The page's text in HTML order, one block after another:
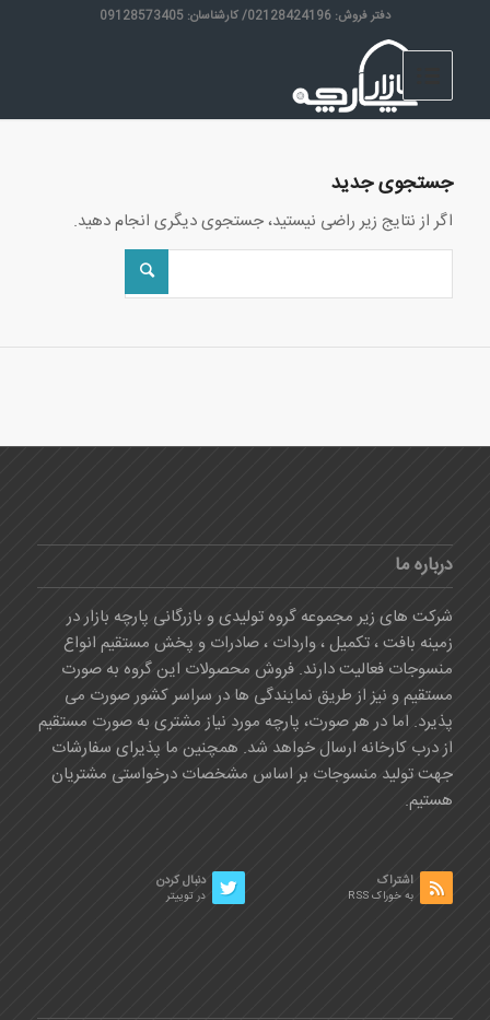
دفتر فروش: 02128424196/ کارشناسان: 09128573405
جستجوی جدید
اگر از نتایج زیر راضی نیستید، جستجوی دیگری انجام دهید.
درباره ما
شرکت های زیر مجموعه گروه تولیدی و بازرگانی پارچه بازار در
زمینه بافت ، تکمیل ، واردات ، صادرات و پخش مستقیم انواع
منسوجات فعالیت دارند. فروش محصولات این گروه به صورت
مستقیم و نیز از طریق نمایندگی ها در سراسر کشور صورت می
پذیرد. اما در هر صورت، پارچه مورد نیاز مشتری به صورت مستقیم
از درب کارخانه ارسال خواهد شد. همچنین ما پذیرای سفارشات
جهت تولید منسوجات بر اساس مشخصات درخواستی مشتریان
هستیم.
دنبال کردن
در توییتر
اشتراک
به خوراک RSS